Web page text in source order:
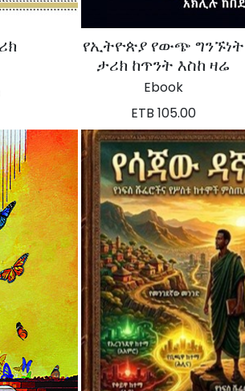
የኢትዮጵያ የውጭ ግንኙነት
ታሪክ ከጥንት እስከ ዛሬ
Ebook
ETB 105.00